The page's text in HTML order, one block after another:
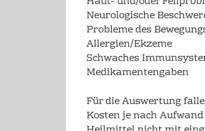
Neurologische
Probleme des
Allergien/Ekzeme
Schwaches
Medikamentengaben
Für die Auswertung
Kosten je nach